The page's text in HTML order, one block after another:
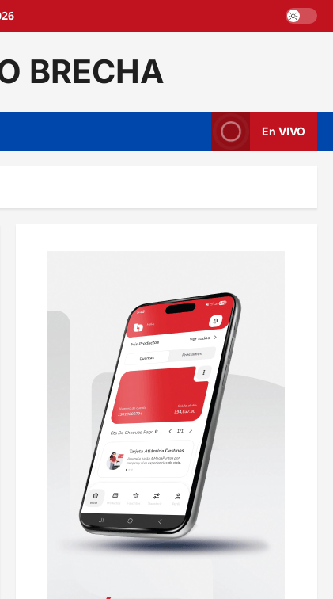
BRECHA
En VIVO